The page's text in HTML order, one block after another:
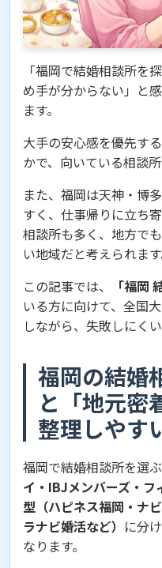
「福岡で結婚相談所を
め手が分からない」と
ます。
大手の安心感を優先す
かで、向いている相談所
また、福岡は天神・博
すく、仕事帰りに立ち
相談所も多く、地方で
い地域だと考えられます
この記事では、
「福岡
いる方に向けて、全国
しながら、失敗しにく
福岡の結婚
と「地元密
整理しやす
福岡で結婚相談所を選
イ・IBJメンバーズ・フ
型（ハピネス福岡・ナ
ラナビ婚活など） に分
なります。